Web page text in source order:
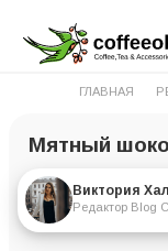
ГЛАВНАЯ
Мятный
Виктория
Редактор Blog